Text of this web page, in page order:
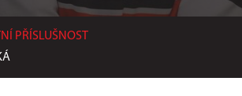
PŘÍSLUŠNOST